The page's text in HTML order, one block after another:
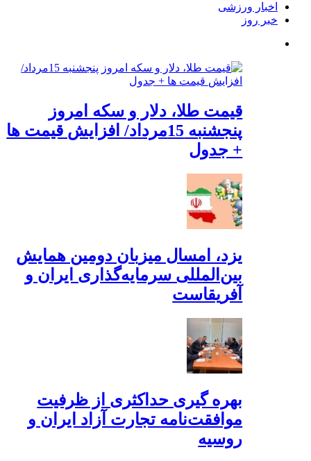
اخبار ورزشی
خبر روز
قیمت طلا، دلار و سکه امروز
پنجشنبه 15مرداد/ افزایش قیمت ها
+ جدول
یزد، امسال میزبان دومین همایش
بین‌المللی سرمایه‌گذاری ایران و
آفریقاست
بهره گیری حداکثری از ظرفیت
موافقت‌نامه تجارت آزاد ایران و
روسیه